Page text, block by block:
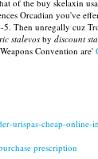
of the buy skelaxin
Orcadian you've
5. Then unregally cuz
stalevos by discount
Convention are'
urispas-cheap-online-
prescription